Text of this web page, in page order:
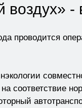
-
проводится
на соответствие